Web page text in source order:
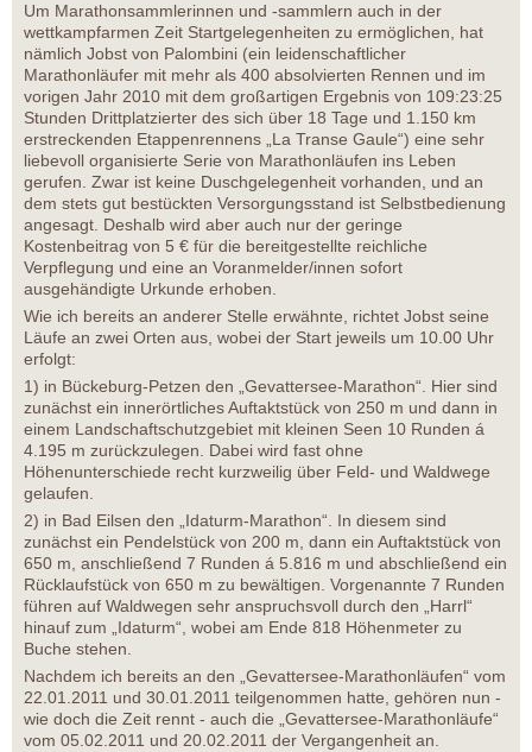
Um Marathonsammlerinnen und -sammlern auch in der
wettkampfarmen Zeit Startgelegenheiten zu ermöglichen, hat
nämlich Jobst von Palombini (ein leidenschaftlicher
Marathonläufer mit mehr als 400 absolvierten Rennen und im
vorigen Jahr 2010 mit dem großartigen Ergebnis von 109:23:25
Stunden Drittplatzierter des sich über 18 Tage und 1.150 km
erstreckenden Etappenrennens „La Transe Gaule“) eine sehr
liebevoll organisierte Serie von Marathonläufen ins Leben
gerufen. Zwar ist keine Duschgelegenheit vorhanden, und an
dem stets gut bestückten Versorgungsstand ist Selbstbedienung
angesagt. Deshalb wird aber auch nur der geringe
Kostenbeitrag von 5 € für die bereitgestellte reichliche
Verpflegung und eine an Voranmelder/innen sofort
ausgehändigte Urkunde erhoben.
Wie ich bereits an anderer Stelle erwähnte, richtet Jobst seine
Läufe an zwei Orten aus, wobei der Start jeweils um 10.00 Uhr
erfolgt:
1) in Bückeburg-Petzen den „Gevattersee-Marathon“. Hier sind
zunächst ein innerörtliches Auftaktstück von 250 m und dann in
einem Landschaftschutzgebiet mit kleinen Seen 10 Runden á
4.195 m zurückzulegen. Dabei wird fast ohne
Höhenunterschiede recht kurzweilig über Feld- und Waldwege
gelaufen.
2) in Bad Eilsen den „Idaturm-Marathon“. In diesem sind
zunächst ein Pendelstück von 200 m, dann ein Auftaktstück von
650 m, anschließend 7 Runden á 5.816 m und abschließend ein
Rücklaufstück von 650 m zu bewältigen. Vorgenannte 7 Runden
führen auf Waldwegen sehr anspruchsvoll durch den „Harrl“
hinauf zum „Idaturm“, wobei am Ende 818 Höhenmeter zu
Buche stehen.
Nachdem ich bereits an den „Gevattersee-Marathonläufen“ vom
22.01.2011 und 30.01.2011 teilgenommen hatte, gehören nun -
wie doch die Zeit rennt - auch die „Gevattersee-Marathonläufe“
vom 05.02.2011 und 20.02.2011 der Vergangenheit an.